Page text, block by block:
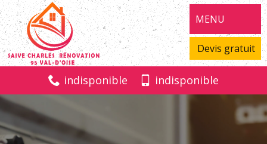
MENU
Devis gratuit
indisponible indisponible